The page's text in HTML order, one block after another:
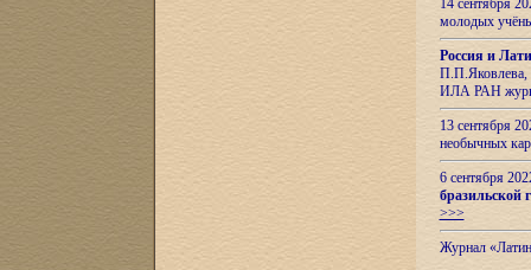
14 сентября
молодых
Россия и
П.П.Яковлева,
ИЛА РАН
13 сентября
необычных
6 сентября
бразильской
>>>
Журнал